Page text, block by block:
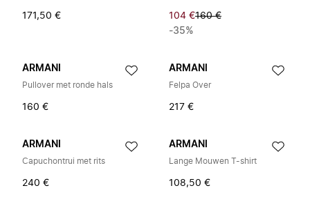
171,50 € 104 €160 €
-35%
ARMANI
Pullover met ronde hals
160 €
ARMANI
Felpa Over
217 €
ARMANI
Capuchontrui met rits
240 €
ARMANI
Lange Mouwen T-shirt
108,50 €